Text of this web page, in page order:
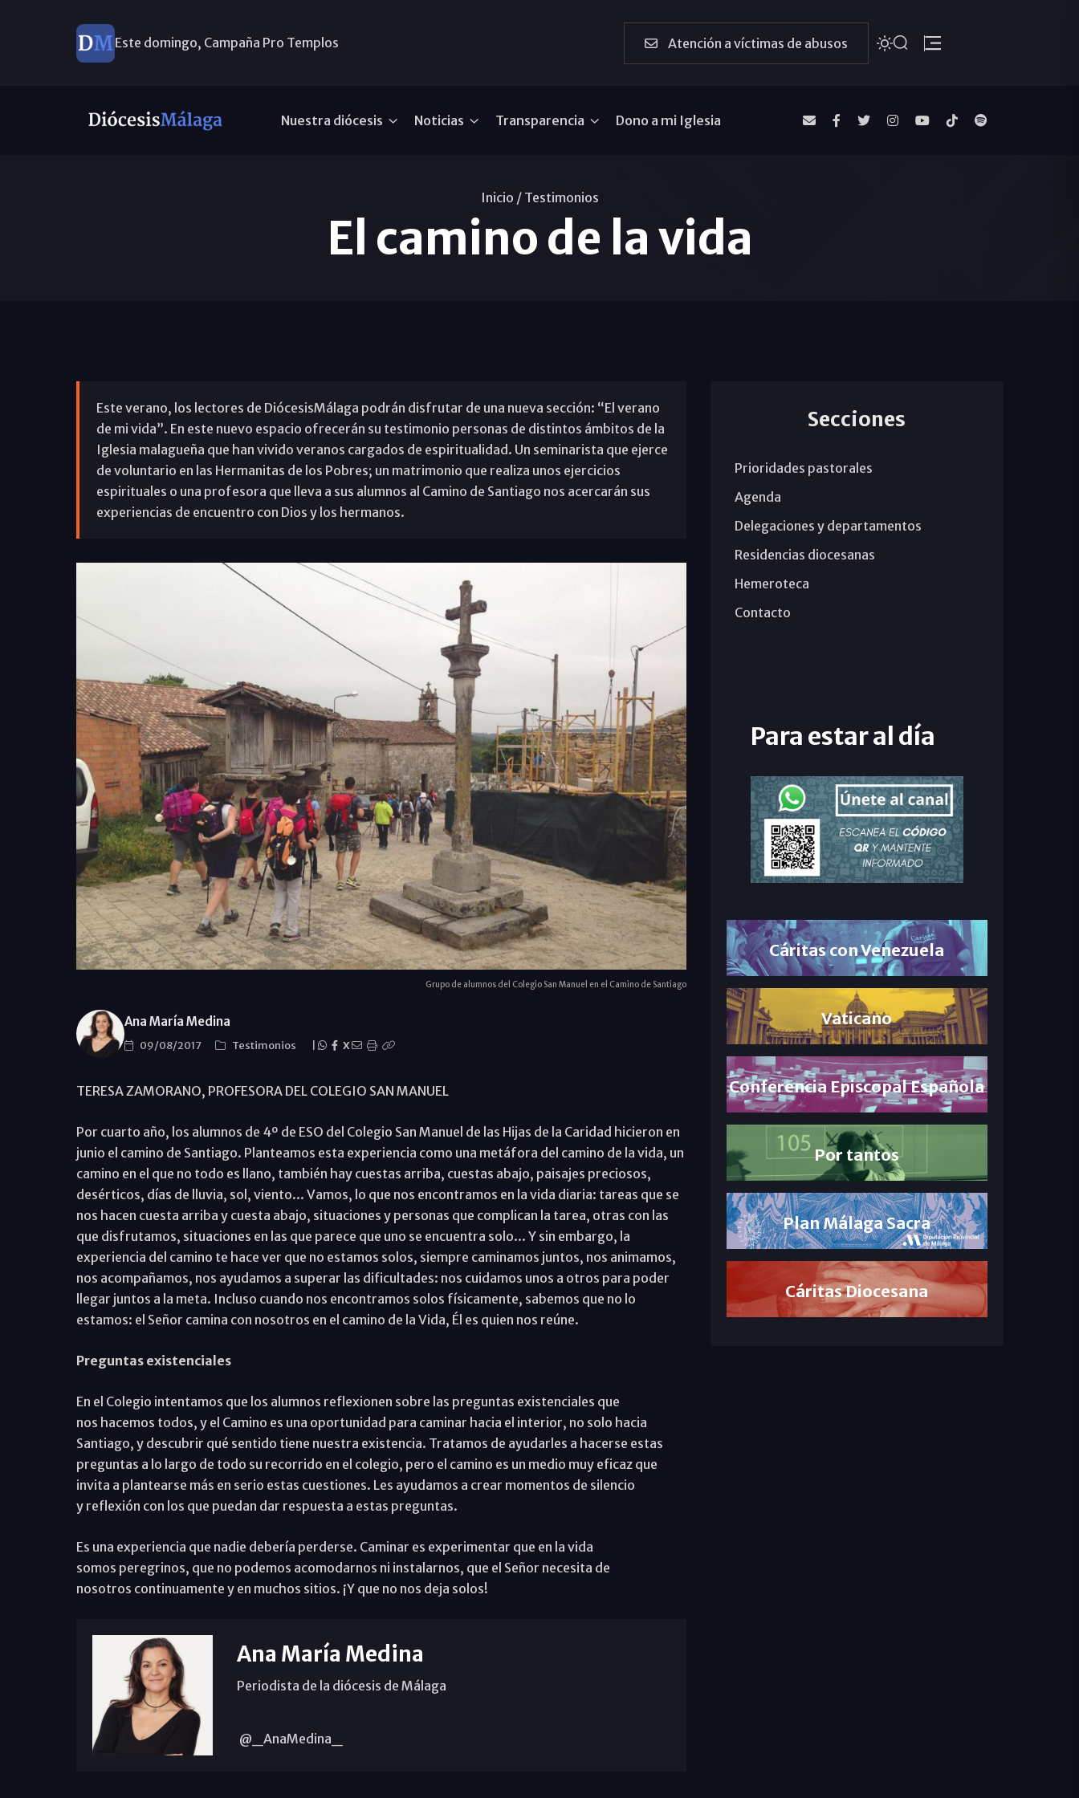
Este domingo, Campaña Pro Templos Atención a víctimas de abusos
Nuestra diócesis Noticias Transparencia Dono a mi Iglesia
Inicio / Testimonios
El camino de la vida
Este verano, los lectores de DiócesisMálaga podrán disfrutar de una nueva sección: “El verano
de mi vida”. En este nuevo espacio ofrecerán su testimonio personas de distintos ámbitos de la
Iglesia malagueña que han vivido veranos cargados de espiritualidad. Un seminarista que ejerce
de voluntario en las Hermanitas de los Pobres; un matrimonio que realiza unos ejercicios
espirituales o una profesora que lleva a sus alumnos al Camino de Santiago nos acercarán sus
experiencias de encuentro con Dios y los hermanos.
Grupo de alumnos del Colegio San Manuel en el Camino de Santiago
Ana María Medina
09/08/2017 Testimonios X
TERESA ZAMORANO, PROFESORA DEL COLEGIO SAN MANUEL
Por cuarto año, los alumnos de 4º de ESO del Colegio San Manuel de las Hijas de la Caridad hicieron en
junio el camino de Santiago. Planteamos esta experiencia como una metáfora del camino de la vida, un
camino en el que no todo es llano, también hay cuestas arriba, cuestas abajo, paisajes preciosos,
desérticos, días de lluvia, sol, viento... Vamos, lo que nos encontramos en la vida diaria: tareas que se
nos hacen cuesta arriba y cuesta abajo, situaciones y personas que complican la tarea, otras con las
que disfrutamos, situaciones en las que parece que uno se encuentra solo... Y sin embargo, la
experiencia del camino te hace ver que no estamos solos, siempre caminamos juntos, nos animamos,
nos acompañamos, nos ayudamos a superar las dificultades: nos cuidamos unos a otros para poder
llegar juntos a la meta. Incluso cuando nos encontramos solos físicamente, sabemos que no lo
estamos: el Señor camina con nosotros en el camino de la Vida, Él es quien nos reúne.
Preguntas existenciales
En el Colegio intentamos que los alumnos reflexionen sobre las preguntas existenciales que
nos hacemos todos, y el Camino es una oportunidad para caminar hacia el interior, no solo hacia
Santiago, y descubrir qué sentido tiene nuestra existencia. Tratamos de ayudarles a hacerse estas
preguntas a lo largo de todo su recorrido en el colegio, pero el camino es un medio muy eficaz que
invita a plantearse más en serio estas cuestiones. Les ayudamos a crear momentos de silencio
y reflexión con los que puedan dar respuesta a estas preguntas.
Es una experiencia que nadie debería perderse. Caminar es experimentar que en la vida
somos peregrinos, que no podemos acomodarnos ni instalarnos, que el Señor necesita de
nosotros continuamente y en muchos sitios. ¡Y que no nos deja solos!
Ana María Medina
Periodista de la diócesis de Málaga
@_AnaMedina_
Secciones
Prioridades pastorales
Agenda
Delegaciones y departamentos
Residencias diocesanas
Hemeroteca
Contacto
Para estar al día
Cáritas con Venezuela
Vaticano
Conferencia Episcopal Española
Por tantos
Plan Málaga Sacra
Cáritas Diocesana